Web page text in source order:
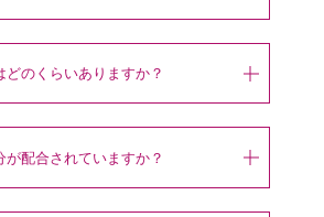
どのくらいありますか？
が配合されていますか？